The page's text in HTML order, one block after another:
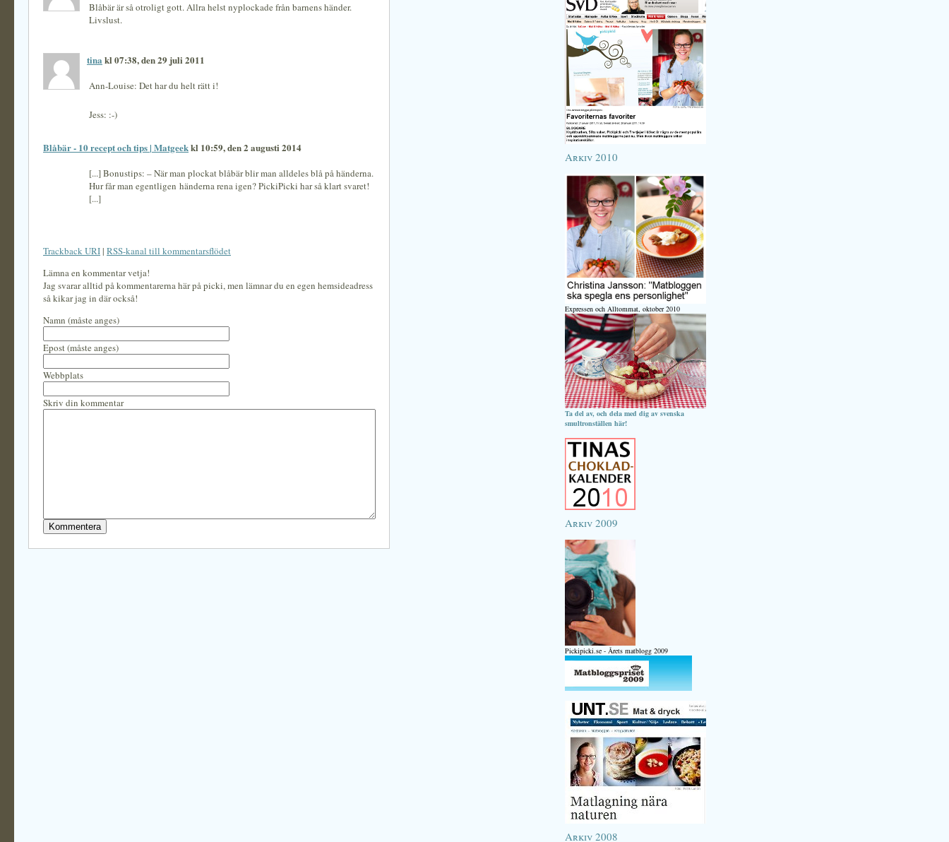
Blåbär är så otroligt gott. Allra helst nyplockade från barnens händer.
Livslust.
tina kl 07:38, den 29 juli 2011
Ann-Louise: Det har du helt rätt i!
Jess: :-)
Blåbär - 10 recept och tips | Matgeekkl 10:59, den 2 augusti 2014
[...] Bonustips: – När man plockat blåbär blir man alldeles blå på händerna.
Hur får man egentligen händerna rena igen? PickiPicki har så klart svaret!
[...]
Trackback URI| RSS-kanal till kommentarsflödet
Lämna en kommentar vetja!
Jag svarar alltid på kommentarerna här på picki, men lämnar du en egen hemsideadress
så kikar jag in där också!
Namn (måste anges)
Epost (måste anges)
Webbplats
Skriv din kommentar
Arkiv 2010
Expressen och Alltommat, oktober 2010
Ta del av, och dela med dig av svenska
smultronställen här!
Arkiv 2009
Pickipicki.se - Årets matblogg 2009
Arkiv 2008